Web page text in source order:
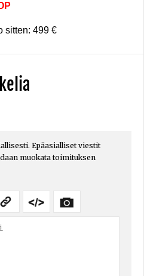
sitten: 499 €
Epäasialliset viestit
muokata toimituksen